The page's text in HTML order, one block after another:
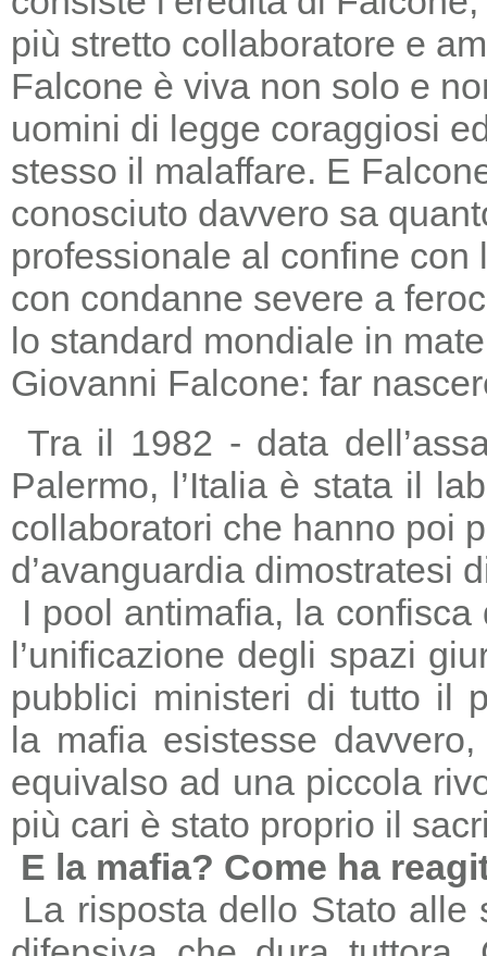
più stretto collaboratore e
Falcone è viva non solo e
uomini di legge coraggiosi
stesso il malaffare. E
conosciuto davvero sa
professionale al confine
con condanne severe a
lo standard mondiale in
Giovanni Falcone: far
Tra il 1982 - data
Palermo, l’Italia è stata il
collaboratori che hanno poi
d’avanguardia dimostratesi
I pool antimafia, la
l’unificazione degli spazi
pubblici ministeri di tutto il
la mafia esistesse
equivalso ad una piccola
più cari è stato proprio il
E la mafia? Come ha
La risposta dello Stato alle